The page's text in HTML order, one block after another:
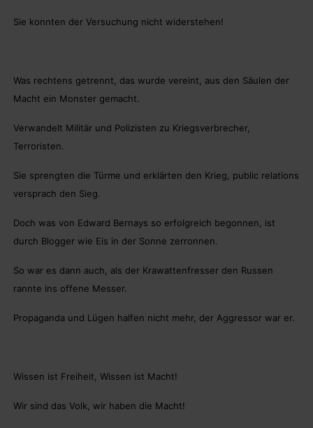
Sie konnten der Versuchung nicht widerstehen!
Was rechtens getrennt, das wurde vereint, aus den Säulen der
Macht ein Monster gemacht.
Verwandelt Militär und Polizisten zu Kriegsverbrecher,
Terroristen.
Sie sprengten die Türme und erklärten den Krieg, public relations
versprach den Sieg.
Doch was von Edward Bernays so erfolgreich begonnen, ist
durch Blogger wie Eis in der Sonne zerronnen.
So war es dann auch, als der Krawattenfresser den Russen
rannte ins offene Messer.
Propaganda und Lügen halfen nicht mehr, der Aggressor war er.
Wissen ist Freiheit, Wissen ist Macht!
Wir sind das Volk, wir haben die Macht!